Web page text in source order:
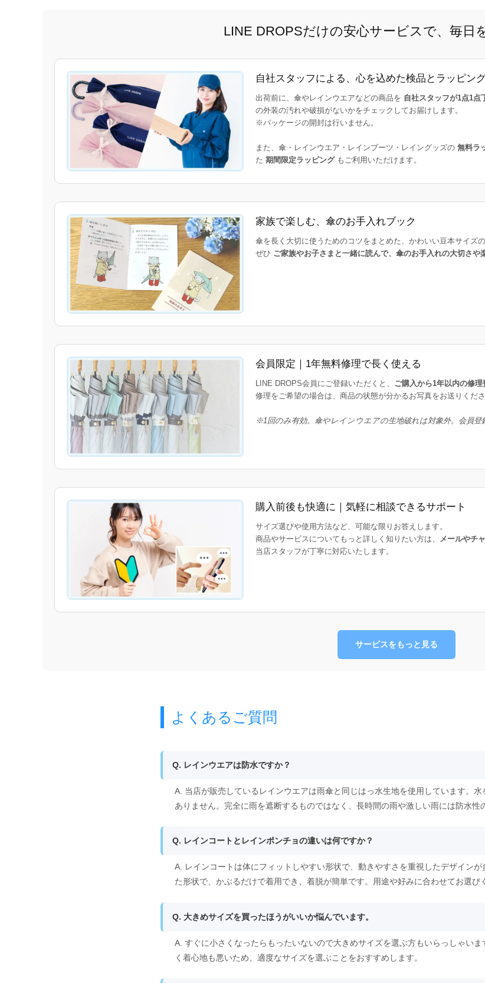
LINE DROPSだけの安心サービスで、毎日
自社スタッフによる、心を込めた検品とラッピン
出荷前に、傘やレインウエアなどの商品を 自社スタッフが1点1点
の外装の汚れや破損がないかをチェックしてお届けします。
※パッケージの開封は行いません。
また、傘・レインウエア・レインブーツ・レイングッズの 無料ラ
た 期間限定ラッピングもご利用いただけます。
家族で楽しむ、傘のお手入れブック
傘を長く大切に使うためのコツをまとめた、かわいい豆本サイズ
ぜひ ご家族やお子さまと一緒に読んで、傘のお手入れの大切さ
会員限定｜1年無料修理で長く使える
LINE DROPS会員にご登録いただくと、 ご購入から1年以内の修理
修理をご希望の場合は、商品の状態が分かるお写真をお送りくだ
※1回のみ有効。傘やレインウエアの生地破れは対象外。会員登
購入前後も快適に｜気軽に相談できるサポート
サイズ選びや使用方法など、可能な限りお答えします。
商品やサービスについてもっと詳しく知りたい方は、 メールやチ
当店スタッフが丁寧に対応いたします。
サービスをもっと見る
よくあるご質問
Q. レインウエアは防水ですか？
A. 当店が販売しているレインウエアは雨傘と同じはっ水生地を使用しています。
ありません。完全に雨を遮断するものではなく、長時間の雨や激しい雨には防水性
Q. レインコートとレインポンチョの違いは何ですか？
A. レインコートは体にフィットしやすい形状で、動きやすさを重視したデザイン
た形状で、かぶるだけで着用でき、着脱が簡単です。用途や好みに合わせてお選び
Q. 大きめサイズを買ったほうがいいか悩んでいます。
A. すぐに小さくなったらもったいないので大きめサイズを選ぶ方もいらっしゃい
く着心地も悪いため、適度なサイズを選ぶことをおすすめします。